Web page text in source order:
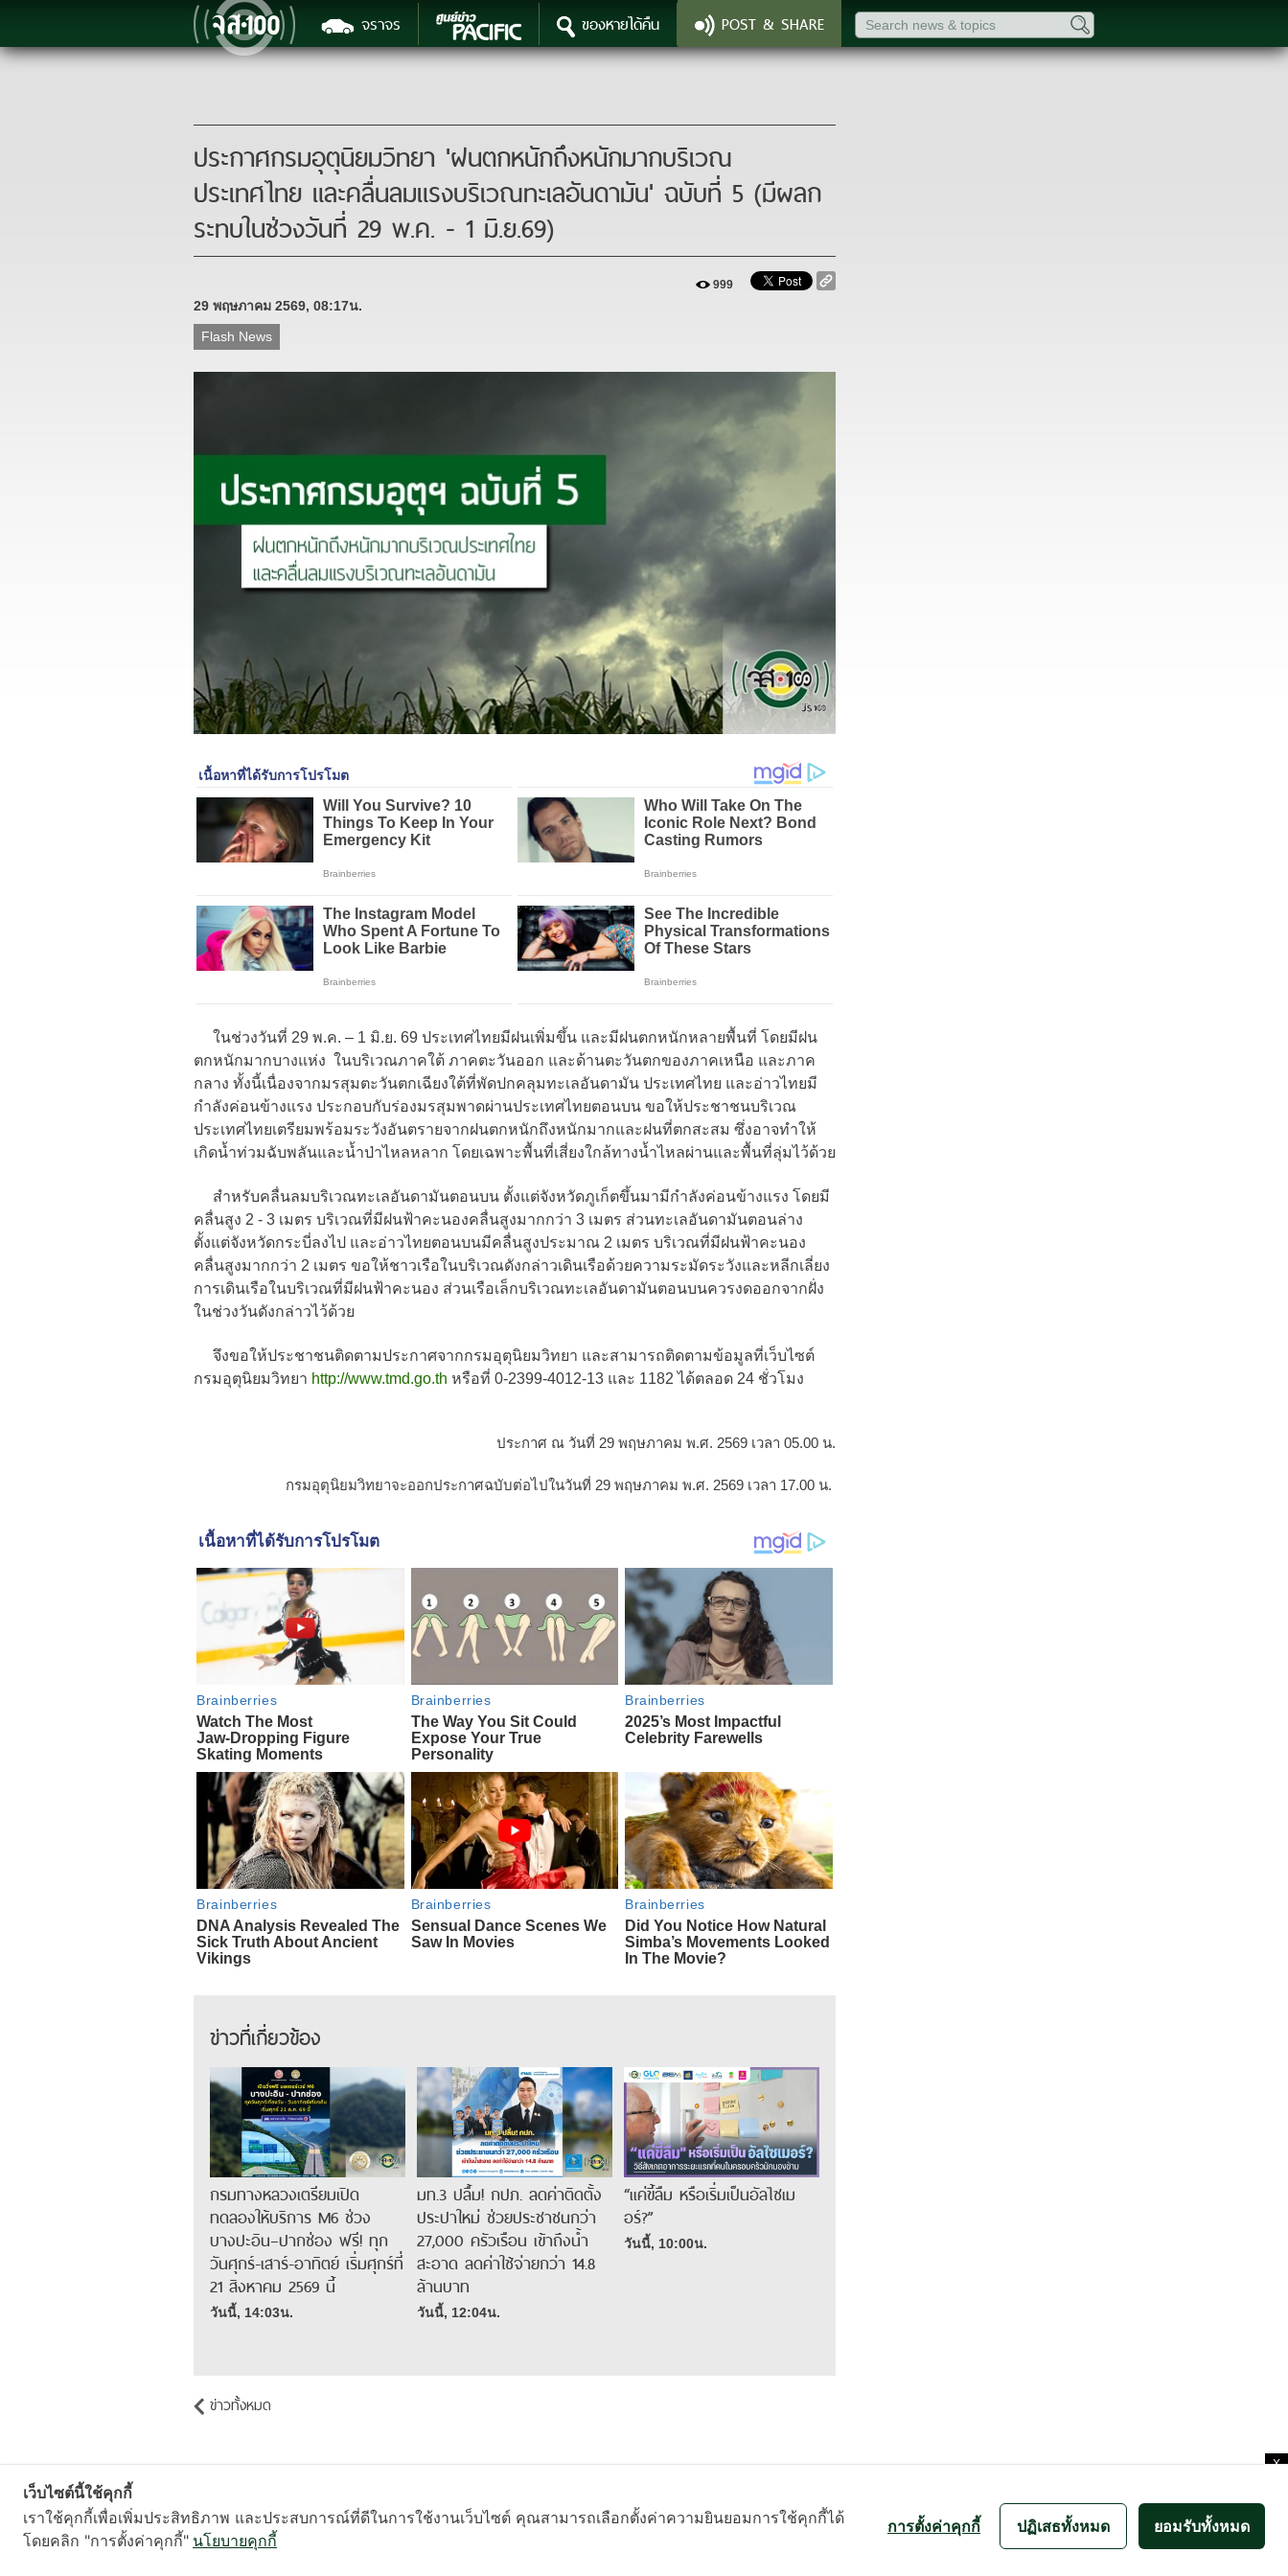
จราจร ของหายได้คืน POST & SHARE
999
ประกาศกรมอุตุนิยมวิทยา 'ฝนตกหนักถึงหนักมากบริเวณ
ประเทศไทย และคลื่นลมแรงบริเวณทะเลอันดามัน' ฉบับที่ 5 (มีผลก
ระทบในช่วงวันที่ 29 พ.ค. - 1 มิ.ย.69)
999
29 พฤษภาคม 2569, 08:17น.
Flash News
ในช่วงวันที่ 29 พ.ค. – 1 มิ.ย. 69 ประเทศไทยมีฝนเพิ่มขึ้น และมีฝนตกหนักหลายพื้นที่ โดยมีฝน
ตกหนักมากบางแห่ง ในบริเวณภาคใต้ ภาคตะวันออก และด้านตะวันตกของภาคเหนือ และภาค
กลาง ทั้งนี้เนื่องจากมรสุมตะวันตกเฉียงใต้ที่พัดปกคลุมทะเลอันดามัน ประเทศไทย และอ่าวไทยมี
กำลังค่อนข้างแรง ประกอบกับร่องมรสุมพาดผ่านประเทศไทยตอนบน ขอให้ประชาชนบริเวณ
ประเทศไทยเตรียมพร้อมระวังอันตรายจากฝนตกหนักถึงหนักมากและฝนที่ตกสะสม ซึ่งอาจทำให้
เกิดน้ำท่วมฉับพลันและน้ำป่าไหลหลาก โดยเฉพาะพื้นที่เสี่ยงใกล้ทางน้ำไหลผ่านและพื้นที่ลุ่มไว้ด้วย
สำหรับคลื่นลมบริเวณทะเลอันดามันตอนบน ตั้งแต่จังหวัดภูเก็ตขึ้นมามีกำลังค่อนข้างแรง โดยมี
คลื่นสูง 2 - 3 เมตร บริเวณที่มีฝนฟ้าคะนองคลื่นสูงมากกว่า 3 เมตร ส่วนทะเลอันดามันตอนล่าง
ตั้งแต่จังหวัดกระบี่ลงไป และอ่าวไทยตอนบนมีคลื่นสูงประมาณ 2 เมตร บริเวณที่มีฝนฟ้าคะนอง
คลื่นสูงมากกว่า 2 เมตร ขอให้ชาวเรือในบริเวณดังกล่าวเดินเรือด้วยความระมัดระวังและหลีกเลี่ยง
การเดินเรือในบริเวณที่มีฝนฟ้าคะนอง ส่วนเรือเล็กบริเวณทะเลอันดามันตอนบนควรงดออกจากฝั่ง
ในช่วงวันดังกล่าวไว้ด้วย
จึงขอให้ประชาชนติดตามประกาศจากกรมอุตุนิยมวิทยา และสามารถติดตามข้อมูลที่เว็บไซต์
กรมอุตุนิยมวิทยา http://www.tmd.go.th หรือที่ 0-2399-4012-13 และ 1182 ได้ตลอด 24 ชั่วโมง
ประกาศ ณ วันที่ 29 พฤษภาคม พ.ศ. 2569 เวลา 05.00 น.
กรมอุตุนิยมวิทยาจะออกประกาศฉบับต่อไปในวันที่ 29 พฤษภาคม พ.ศ. 2569 เวลา 17.00 น.
ข่าวที่เกี่ยวข้อง
กรมทางหลวงเตรียมเปิด
ทดลองให้บริการ M6 ช่วง
บางปะอิน–ปากช่อง ฟรี! ทุก
วันศุกร์-เสาร์-อาทิตย์ เริ่มศุกร์ที่
21 สิงหาคม 2569 นี้
วันนี้, 14:03น.
มท.3 ปลื้ม! กปภ. ลดค่าติดตั้ง
ประปาใหม่ ช่วยประชาชนกว่า
27,000 ครัวเรือน เข้าถึงน้ำ
สะอาด ลดค่าใช้จ่ายกว่า 14.8
ล้านบาท
วันนี้, 12:04น.
“แค่ขี้ลืม หรือเริ่มเป็นอัลไซเม
อร์?”
วันนี้, 10:00น.
ข่าวทั้งหมด
X
About | Contact | Term of use MarketingEdge
เว็บไซต์นี้ใช้คุกกี้
เราใช้คุกกี้เพื่อเพิ่มประสิทธิภาพ และประสบการณ์ที่ดีในการใช้งานเว็บไซต์ คุณสามารถเลือกตั้งค่าความยินยอมการใช้คุกกี้ได้
โดยคลิก "การตั้งค่าคุกกี้" นโยบายคุกกี้
ปฏิเสธทั้งหมด ยอมรับทั้งหมด
การตั้งค่าคุกกี้